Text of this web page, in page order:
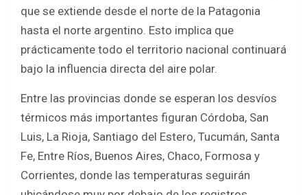
que se extiende desde el norte de la Patagonia
hasta el norte argentino. Esto implica que
prácticamente todo el territorio nacional continuará
bajo la influencia directa del aire polar.
Entre las provincias donde se esperan los desvíos
térmicos más importantes figuran Córdoba, San
Luis, La Rioja, Santiago del Estero, Tucumán, Santa
Fe, Entre Ríos, Buenos Aires, Chaco, Formosa y
Corrientes, donde las temperaturas seguirán